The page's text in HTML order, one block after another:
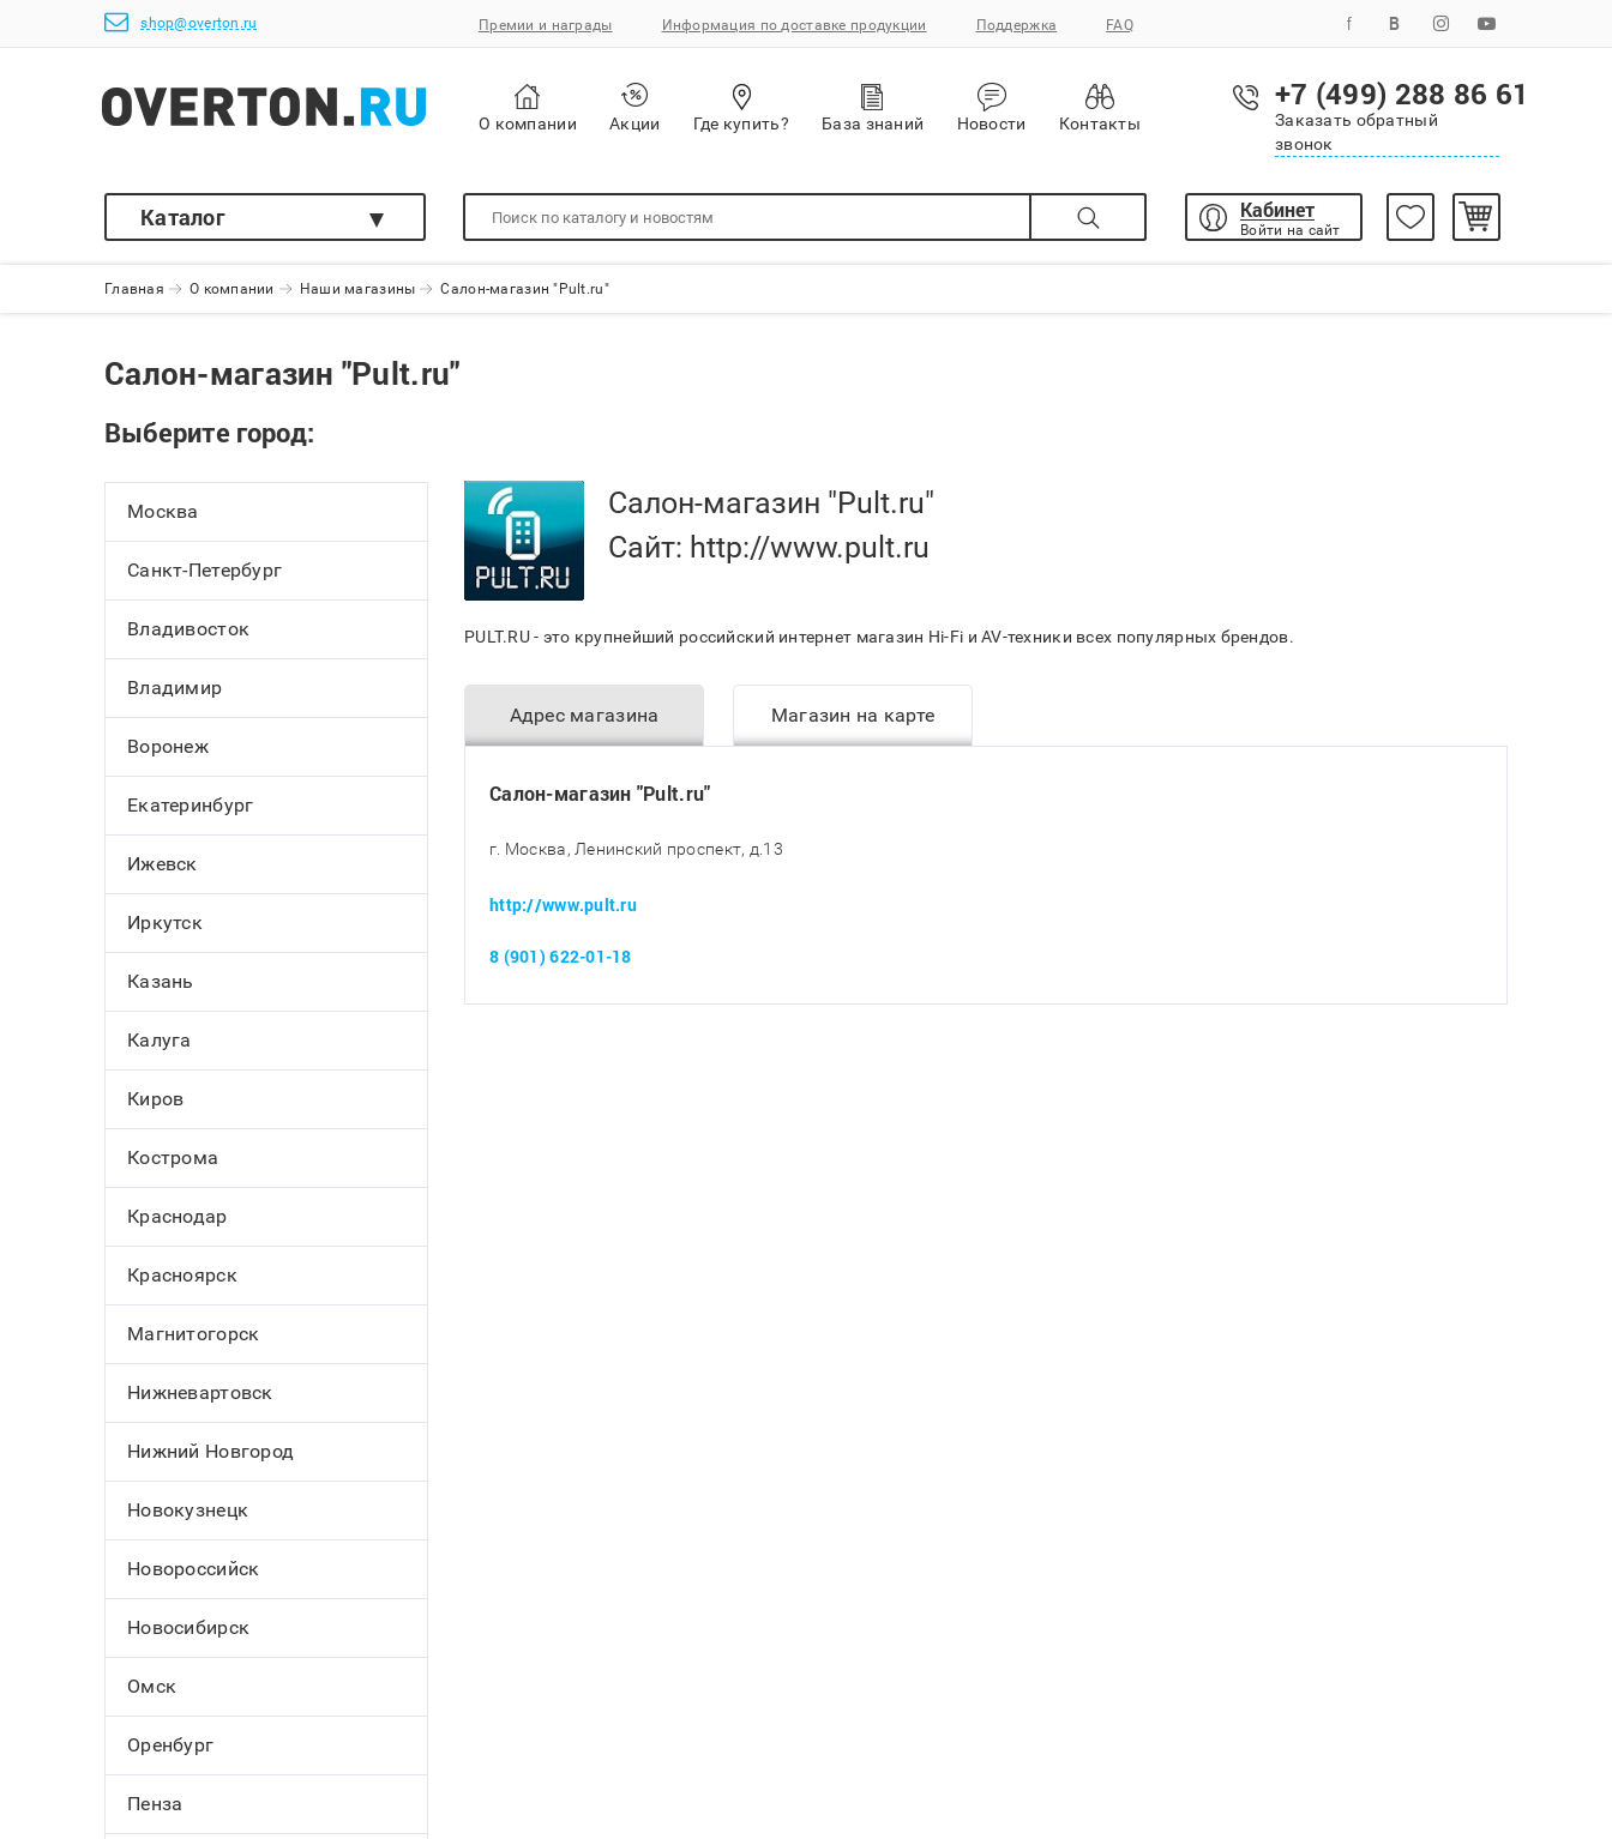
shop@overton.ru Премии и награды Информация по доставке продукции Поддержка FAQ
О компании Акции Где купить? База знаний Новости Контакты
+7 (499) 288 86 61
Заказать обратный
звонок
Каталог Кабинет
Войти на сайт
Главная О компании Наши магазины Салон-магазин "Pult.ru"
Салон-магазин "Pult.ru"
Выберите город:
Москва
Санкт-Петербург
Владивосток
Владимир
Воронеж
Екатеринбург
Ижевск
Иркутск
Казань
Калуга
Киров
Кострома
Краснодар
Красноярск
Магнитогорск
Нижневартовск
Нижний Новгород
Новокузнецк
Новороссийск
Новосибирск
Омск
Оренбург
Пенза
Салон-магазин "Pult.ru"
Сайт: http://www.pult.ru
PULT.RU - это крупнейший российский интернет магазин Hi-Fi и AV-техники всех популярных брендов.
Адрес магазина Магазин на карте
Салон-магазин "Pult.ru"
г. Москва, Ленинский проспект, д.13
http://www.pult.ru
8 (901) 622-01-18